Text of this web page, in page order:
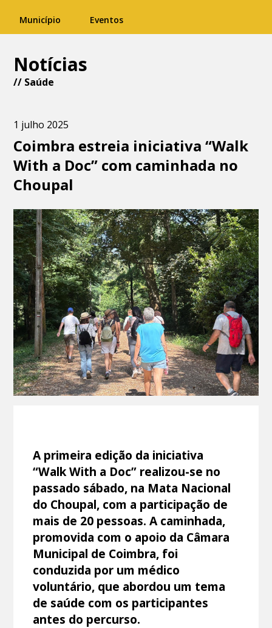
Município Eventos
Notícias
// Saúde
1 julho 2025
Coimbra estreia iniciativa “Walk
With a Doc” com caminhada no
Choupal
A primeira edição da iniciativa
“Walk With a Doc” realizou-se no
passado sábado, na Mata Nacional
do Choupal, com a participação de
mais de 20 pessoas. A caminhada,
promovida com o apoio da Câmara
Municipal de Coimbra, foi
conduzida por um médico
voluntário, que abordou um tema
de saúde com os participantes
antes do percurso.